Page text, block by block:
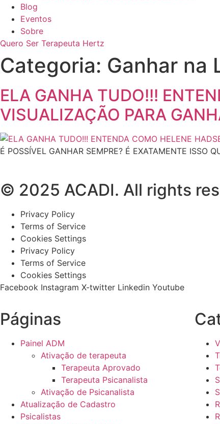
Blog
Eventos
Sobre
Quero Ser Terapeuta Hertz
Categoria: Ganhar na
ELA GANHA TUDO!!!
VISUALIZAÇÃO PARA
É POSSÍVEL GANHAR SEMPRE? É EXATAMENTE ISSO
© 2025 ACADI. All rights
Privacy Policy
Terms of Service
Cookies Settings
Privacy Policy
Terms of Service
Cookies Settings
Facebook Instagram X-twitter Linkedin Youtube
Páginas
Painel ADM
Ativação de terapeuta
Terapeuta Aprovado
Terapeuta Psicanalista
Ativação de Psicanalista
Atualização de Cadastro
Psicalistas